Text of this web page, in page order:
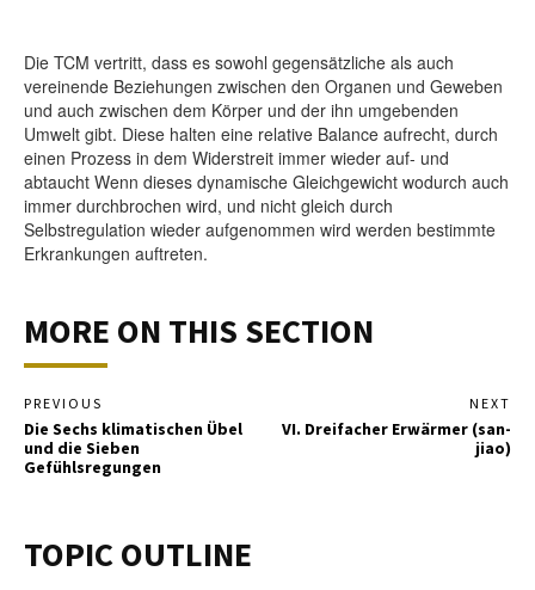
Die TCM vertritt, dass es sowohl gegensätzliche als auch
vereinende Beziehungen zwischen den Organen und Geweben
und auch zwischen dem Körper und der ihn umgebenden
Umwelt gibt. Diese halten eine relative Balance aufrecht, durch
einen Prozess in dem Widerstreit immer wieder auf- und
abtaucht Wenn dieses dynamische Gleichgewicht wodurch auch
immer durchbrochen wird, und nicht gleich durch
Selbstregulation wieder aufgenommen wird werden bestimmte
Erkrankungen auftreten.
MORE ON THIS SECTION
PREVIOUS
Die Sechs klimatischen Übel
und die Sieben
Gefühlsregungen
NEXT
VI. Dreifacher Erwärmer (san-
jiao)
TOPIC OUTLINE